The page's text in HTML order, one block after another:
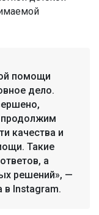
помощи
дело.
качества и
Такие
а
решений», —
в Instagram.